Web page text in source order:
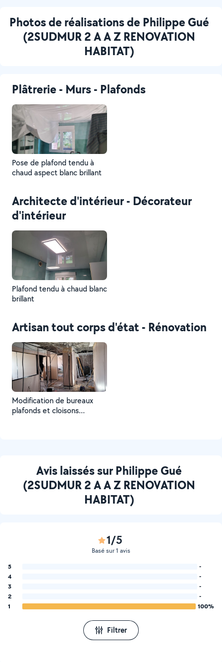
Photos de réalisations de Philippe Gué
(2SUDMUR 2 A A Z RENOVATION
HABITAT)
Plâtrerie - Murs - Plafonds
Pose de plafond tendu à
chaud aspect blanc brillant
Architecte d'intérieur - Décorateur
d'intérieur
Plafond tendu à chaud blanc
brillant
Artisan tout corps d'état - Rénovation
Modification de bureaux
plafonds et cloisons
Avis laissés sur Philippe Gué
(2SUDMUR 2 A A Z RENOVATION
HABITAT)
1/5
Basé sur 1 avis
5
-
4
-
3
-
2
-
1
100%
Filtrer